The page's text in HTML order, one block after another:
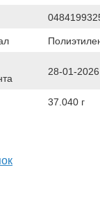
28-01-2026
37.040 г